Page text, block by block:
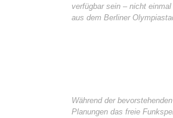
verfügbar sein – nicht
aus dem Berliner
Während der
Planungen das freie